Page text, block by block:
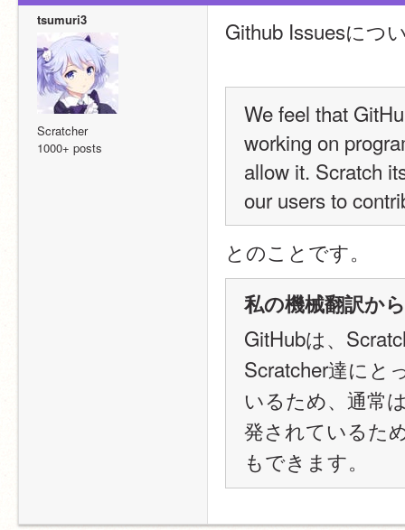
tsumuri3
Scratcher
1000+ posts
Github Issuesにつ
We feel that
working on
allow it. Scratch
our users to
とのことです。
私の機械翻訳か
GitHubは、
Scratcher達にと
いるため、通常
発されているた
もできます。